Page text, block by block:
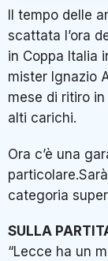
Il tempo delle
scattata l’ora
in Coppa Italia
mister Ignazio
mese di ritiro
alti carichi.
Ora c’è una
categoria
SULLA
“Lecce ha un